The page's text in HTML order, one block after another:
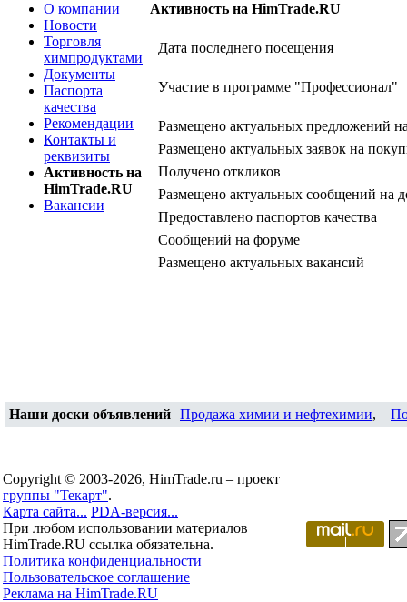
О компании
Новости
Торговля
химпродуктами
Документы
Паспорта
качества
Рекомендации
Контакты и
реквизиты
Активность на
HimTrade.RU
Вакансии
Активность на HimTrade.RU
Дата последнего посещения
Участие в программе "Профессионал"
Размещено актуальных предложений
Размещено актуальных заявок на
Получено откликов
Размещено актуальных сообщений на
Предоставлено паспортов качества
Сообщений на форуме
Размещено актуальных вакансий
Наши доски объявлений Продажа химии и нефтехимии,
Copyright © 2003-2026, HimTrade.ru – проект
группы "Текарт".
Карта сайта... PDA-версия...
При любом использовании материалов
HimTrade.RU ссылка обязательна.
Политика конфиденциальности
Пользовательское соглашение
Реклама на HimTrade.RU